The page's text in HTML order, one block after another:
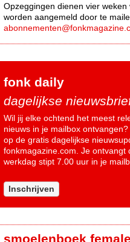
Opzeggingen dienen vier weken
worden aangemeld door te
fonk daily
dagelijkse
Wil jij elke ochtend het meest
nieuws in je mailbox
op de gratis dagelijkse
fonkmagazine.com. Je ontvangt
werkdag stipt 7.00 uur in je
Inschrijven
smoelenboek